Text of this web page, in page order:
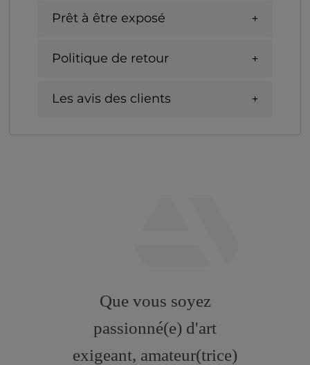
Prêt à être exposé
Politique de retour
Les avis des clients
artstation
Que vous soyez
passionné(e) d'art
exigeant, amateur(trice)